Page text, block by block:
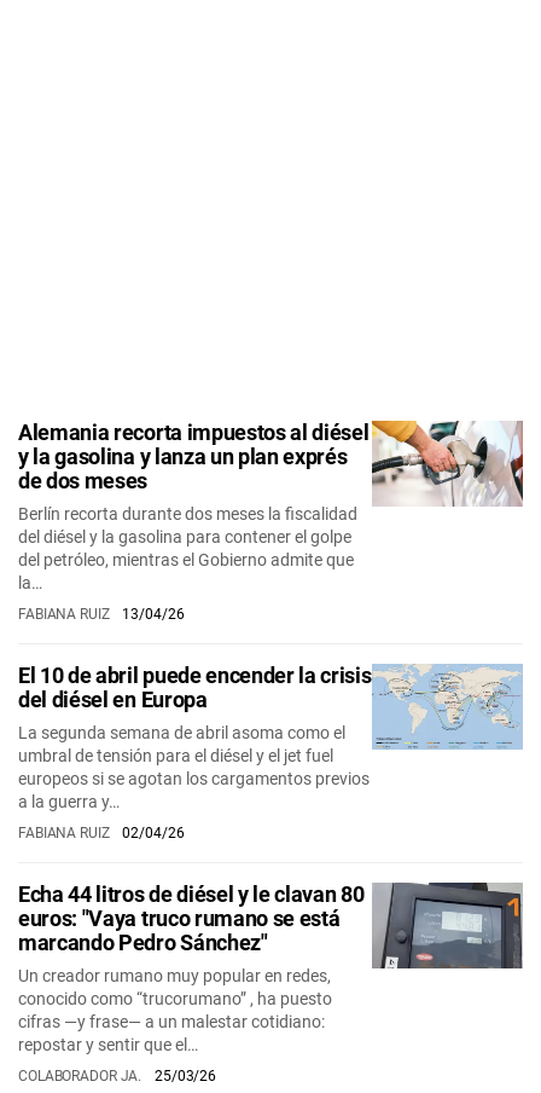
Alemania recorta impuestos al diésel
y la gasolina y lanza un plan exprés
de dos meses
Berlín recorta durante dos meses la fiscalidad
del diésel y la gasolina para contener el golpe
del petróleo, mientras el Gobierno admite que
la…
FABIANA RUIZ 13/04/26
El 10 de abril puede encender la crisis
del diésel en Europa
La segunda semana de abril asoma como el
umbral de tensión para el diésel y el jet fuel
europeos si se agotan los cargamentos previos
a la guerra y…
FABIANA RUIZ 02/04/26
Echa 44 litros de diésel y le clavan 80
euros: "Vaya truco rumano se está
marcando Pedro Sánchez"
Un creador rumano muy popular en redes,
conocido como “trucorumano” , ha puesto
cifras —y frase— a un malestar cotidiano:
repostar y sentir que el…
COLABORADOR JA. 25/03/26